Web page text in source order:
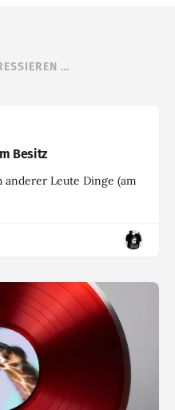
…
Besitz
Leute Dinge (am